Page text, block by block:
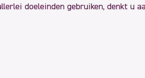
doeleinden gebruiken, denkt u